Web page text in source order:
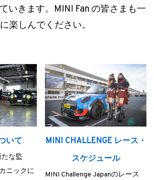
いきます。MINI Fan の皆さまも一
楽しんでください。
いて
な監
ニックに
MINI CHALLENGE レース・
スケジュール
MINI Challenge Japanのレース